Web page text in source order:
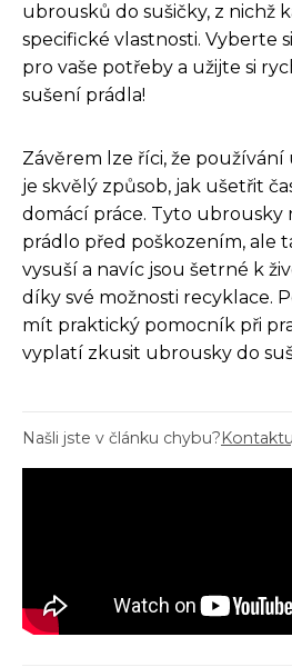
ubrousků do sušičky, z nichž
specifické vlastnosti. Vyberte
pro vaše potřeby a užijte si
sušení prádla!
Závěrem lze říci, že
je skvělý způsob, jak ušetřit
domácí práce. Tyto ubrousky
prádlo před poškozením, ale
vysuší a navíc jsou šetrné k
díky své možnosti recyklace.
mít praktický pomocník při
vyplatí zkusit ubrousky do
Našli jste v článku chybu?